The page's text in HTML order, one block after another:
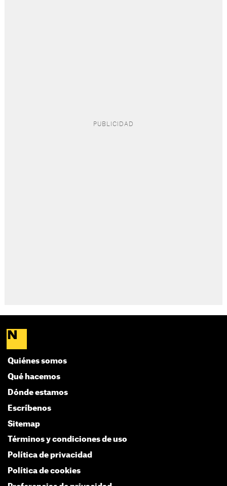
Quiénes somos
Qué hacemos
Dónde estamos
Escríbenos
Sitemap
Términos y condiciones de uso
Política de privacidad
Política de cookies